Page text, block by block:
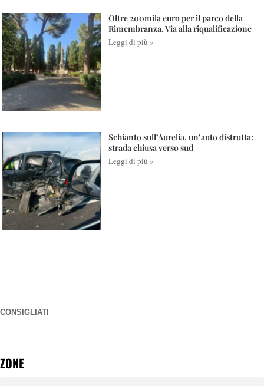
Oltre 200mila euro per il parco della
Rimembranza. Via alla riqualificazione
Leggi di più »
Schianto sull’Aurelia, un’auto distrutta:
strada chiusa verso sud
Leggi di più »
CONSIGLIATI
ZONE